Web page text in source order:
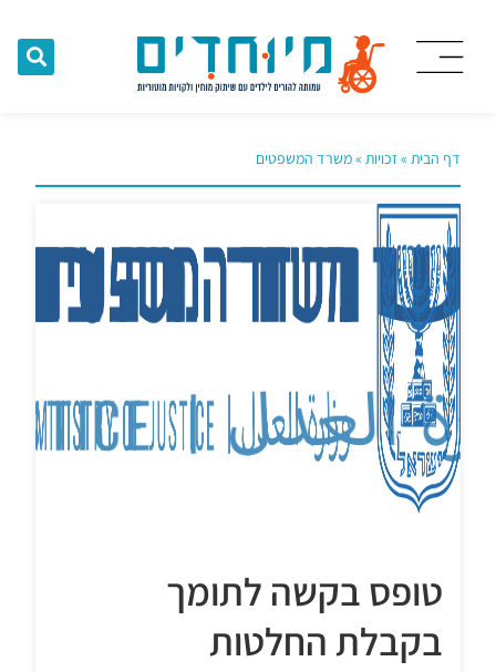
דף הבית »זכויות »משרד המשפטים
טופס בקשה לתומך
בקבלת החלטות